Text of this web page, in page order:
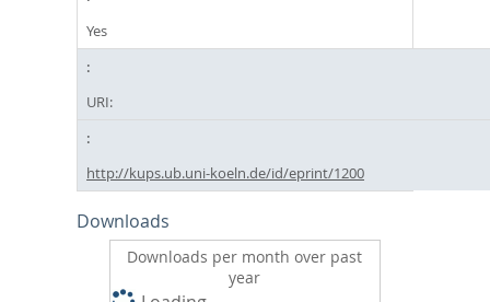
Yes
URI:
http://kups.ub.uni-koeln.de/id/eprint/1200
Downloads
Downloads per month over past
year